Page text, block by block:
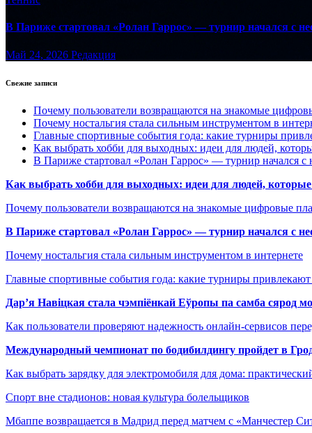
В Париже стартовал «Ролан Гаррос» — турнир начался с
Май 24, 2026 Редакция
Свежие записи
Почему пользователи возвращаются на знакомые
Почему ностальгия стала сильным инструментом в
Главные спортивные события года: какие турниры
Как выбрать хобби для выходных: идеи для людей,
В Париже стартовал «Ролан Гаррос» — турнир начался с
Как выбрать хобби для выходных: идеи для людей, которые
Почему пользователи возвращаются на знакомые цифровые
В Париже стартовал «Ролан Гаррос» — турнир начался с
Почему ностальгия стала сильным инструментом в интернете
Главные спортивные события года: какие турниры
Дар’я Навіцкая стала чэмпіёнкай Еўропы па самба сярод
Как пользователи проверяют надежность онлайн-сервисов
Международный чемпионат по бодибилдингу пройдет в
Как выбрать зарядку для электромобиля для дома:
Спорт вне стадионов: новая культура болельщиков
Мбаппе возвращается в Мадрид перед матчем с «Манчестер